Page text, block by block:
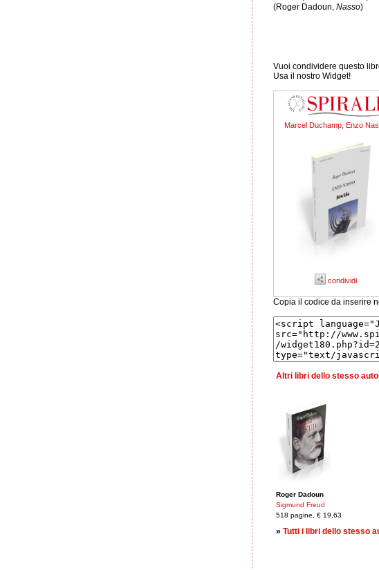
(Roger Dadoun, Nasso)
Vuoi condividere questo
Usa il nostro Widget!
Marcel Duchamp, Enzo
condividi
Copia il codice da inserire
Altri libri dello stesso
Roger Dadoun
Sigmund Freud
518 pagine, € 19,63
» Tutti i libri dello stesso